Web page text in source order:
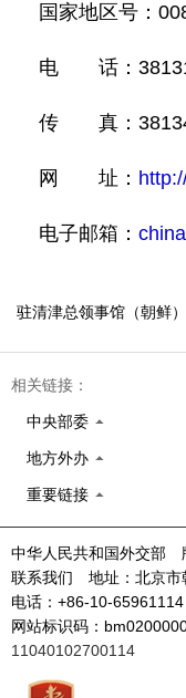
国家地区号：
电 话：
传 真：
网 址：
电子邮箱：
驻清津总领事馆（朝鲜）
相关链接：
中央部委
地方外办
重要链接
中华人民共和国外交部
联系我们 地址：北京
电话：+86-10-65961114
网站标识码：
11040102700114